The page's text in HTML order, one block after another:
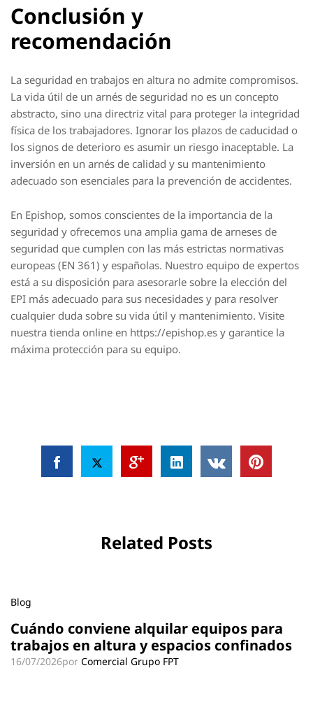
Conclusión y
recomendación
La seguridad en trabajos en altura no admite compromisos.
La vida útil de un arnés de seguridad no es un concepto
abstracto, sino una directriz vital para proteger la integridad
física de los trabajadores. Ignorar los plazos de caducidad o
los signos de deterioro es asumir un riesgo inaceptable. La
inversión en un arnés de calidad y su mantenimiento
adecuado son esenciales para la prevención de accidentes.
En Epishop, somos conscientes de la importancia de la
seguridad y ofrecemos una amplia gama de arneses de
seguridad que cumplen con las más estrictas normativas
europeas (EN 361) y españolas. Nuestro equipo de expertos
está a su disposición para asesorarle sobre la elección del
EPI más adecuado para sus necesidades y para resolver
cualquier duda sobre su vida útil y mantenimiento. Visite
nuestra tienda online en https://epishop.es y garantice la
máxima protección para su equipo.
Related Posts
Blog
Cuándo conviene alquilar equipos para
trabajos en altura y espacios confinados
16/07/2026por Comercial Grupo FPT